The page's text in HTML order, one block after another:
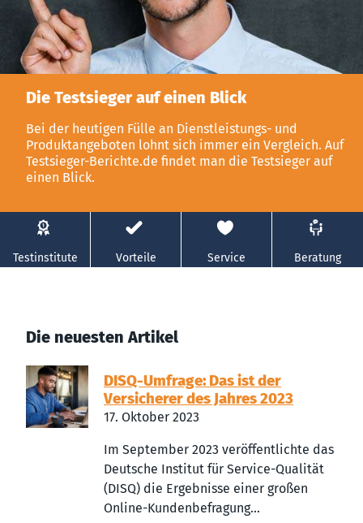
Die Testsieger auf einen Blick
Bei der heutigen Fülle an Dienstleistungs- und
Produktangeboten lohnt sich immer ein Vergleich. Auf
Testsieger-Berichte.de findet man die Testsieger auf
einen Blick.
Testinstitute Vorteile Service Beratung
Die neuesten Artikel
DISQ-Umfrage: Das ist der
Versicherer des Jahres 2023
17. Oktober 2023
Im September 2023 veröffentlichte das
Deutsche Institut für Service-Qualität
(DISQ) die Ergebnisse einer großen
Online-Kundenbefragung...